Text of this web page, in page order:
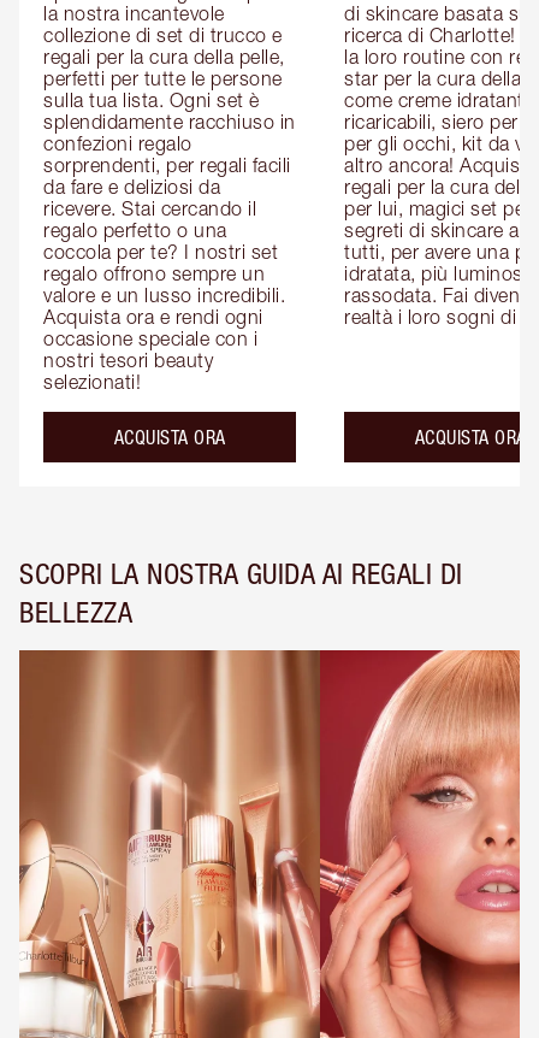
la nostra incantevole
collezione di set di trucco e
regali per la cura della pelle,
perfetti per tutte le persone
sulla tua lista. Ogni set è
splendidamente racchiuso in
confezioni regalo
sorprendenti, per regali facili
da fare e deliziosi da
ricevere. Stai cercando il
regalo perfetto o una
coccola per te? I nostri set
regalo offrono sempre un
valore e un lusso incredibili.
Acquista ora e rendi ogni
occasione speciale con i
nostri tesori beauty
selezionati!
ACQUISTA ORA
di skincare basata
ricerca di Charlotte!
la loro routine con
star per la cura della
come creme idratanti
ricaricabili, siero per il
per gli occhi, kit da
altro ancora!
regali per la cura della
per lui, magici set per
segreti di skincare
tutti, per avere una
idratata, più luminosa
rassodata. Fai
realtà i loro sogni di
ACQUISTA ORA
SCOPRI LA NOSTRA GUIDA AI REGALI DI
BELLEZZA